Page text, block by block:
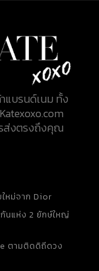
แบรนด์เนม ทั้ง
รส่งตรงถึงคุณ
หม่จาก Dior
แห่ง 2 ยักษ์ใหญ่
ตามติดดิถีดวง